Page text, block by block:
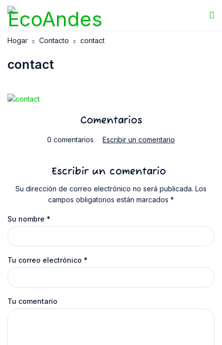
contact
Hogar Contacto contact
Comentarios
0 comentarios Escribir un comentario
Escribir un comentario
Su dirección de correo electrónico no será publicada. Los
campos obligatorios están marcados *
Su nombre *
Tu correo electrónico *
Tu comentario